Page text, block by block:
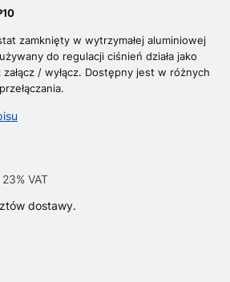
zamknięty w wytrzymałej aluminiowej
do regulacji ciśnień działa jako
/ wyłącz. Dostępny jest w różnych
VAT
23% VAT
dostawy.